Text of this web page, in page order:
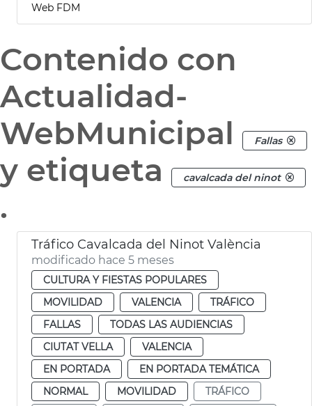
Web FDM
Contenido con
Actualidad-
WebMunicipal
Fallas
y etiqueta cavalcada del ninot
.
Tráfico Cavalcada del Ninot València
modificado hace 5 meses
CULTURA Y FIESTAS POPULARES
MOVILIDAD
VALENCIA
TRÁFICO
FALLAS
TODAS LAS AUDIENCIAS
CIUTAT VELLA
VALENCIA
EN PORTADA
EN PORTADA TEMÁTICA
NORMAL
MOVILIDAD
TRÁFICO